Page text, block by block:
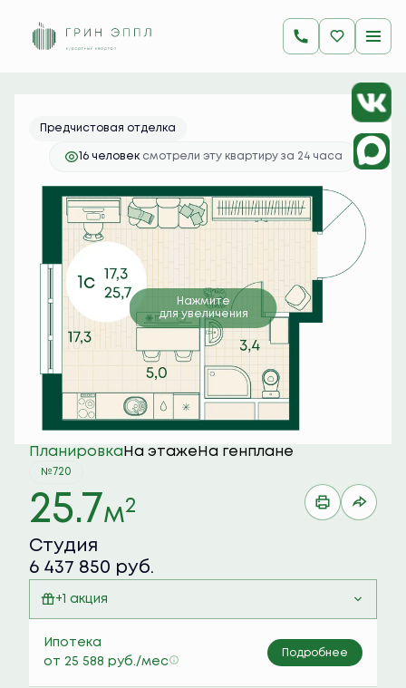
Студия25.7 м
6 437 850 руб.
Ипотека от 25 588 руб./мес.
Предчистовая отделка
16 человек смотрели эту квартиру за 24 часа
Нажмите
для увеличения
Планировка На этаже На генплане
№720
25.7м2
Студия
6 437 850 руб.
+1 акция
Ипотека
от 25 588 руб./мес
Подробнее